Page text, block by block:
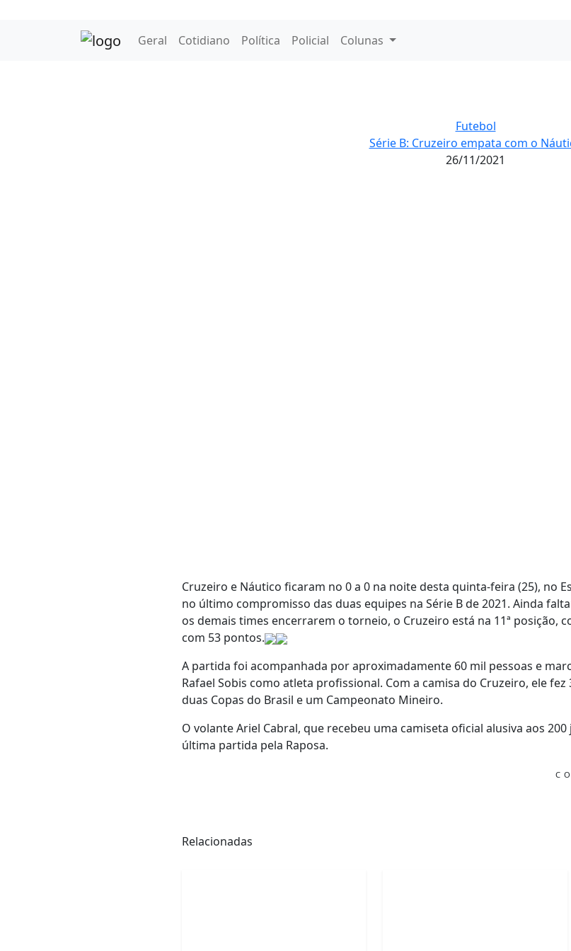
Geral Cotidiano Política Policial Colunas
Futebol
Série B: Cruzeiro empata com o
26/11/2021
Cruzeiro e Náutico ficaram no 0 a 0 na noite desta quinta-feira (25), no
no último compromisso das duas equipes na Série B de 2021. Ainda
os demais times encerrarem o torneio, o Cruzeiro está na 11ª posição,
com 53 pontos.
A partida foi acompanhada por aproximadamente 60 mil pessoas e
Rafael Sobis como atleta profissional. Com a camisa do Cruzeiro, ele
duas Copas do Brasil e um Campeonato Mineiro.
O volante Ariel Cabral, que recebeu uma camiseta oficial alusiva aos
última partida pela Raposa.
Relacionadas